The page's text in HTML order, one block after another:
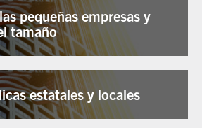
pequeñas empresas y
tamaño
estatales y locales